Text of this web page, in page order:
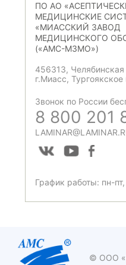
ПО АО
МЕДИЦИНСКИЕ
«МИАССКИЙ ЗАВОД
МЕДИЦИНСКОГО
(«АМС-МЗМО»)
456313, Челябинская
г.Миасс,
Звонок по России
8 800 201
График работы: пн-
© ООО